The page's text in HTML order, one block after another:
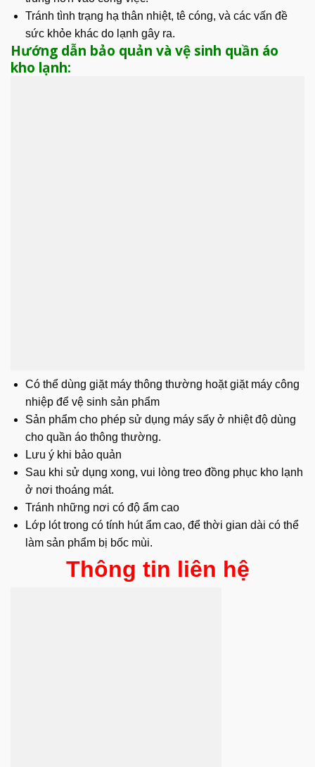
Tránh tình trạng hạ thân nhiệt, tê cóng, và các vấn đề
sức khỏe khác do lạnh gây ra.
Hướng dẫn bảo quản và vệ sinh quần áo
kho lạnh:
Có thể dùng giặt máy thông thường hoặt giặt máy công
nhiệp để vệ sinh sản phẩm
Sản phẩm cho phép sử dụng máy sấy ở nhiệt độ dùng
cho quần áo thông thường.
Lưu ý khi bảo quản
Sau khi sử dụng xong, vui lòng treo đồng phục kho lạnh
ở nơi thoáng mát.
Tránh những nơi có độ ẩm cao
Lớp lót trong có tính hút ẩm cao, để thời gian dài có thể
làm sản phẩm bị bốc mùi.
Thông tin liên hệ